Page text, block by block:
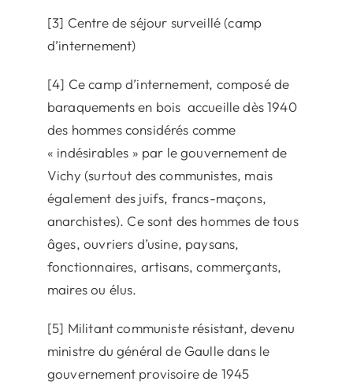
[3] Centre de séjour surveillé (camp
d’internement)
[4] Ce camp d’internement, composé de
baraquements en bois accueille dès 1940
des hommes considérés comme
« indésirables » par le gouvernement de
Vichy (surtout des communistes, mais
également des juifs, francs-maçons,
anarchistes). Ce sont des hommes de tous
âges, ouvriers d’usine, paysans,
fonctionnaires, artisans, commerçants,
maires ou élus.
[5] Militant communiste résistant, devenu
ministre du général de Gaulle dans le
gouvernement provisoire de 1945